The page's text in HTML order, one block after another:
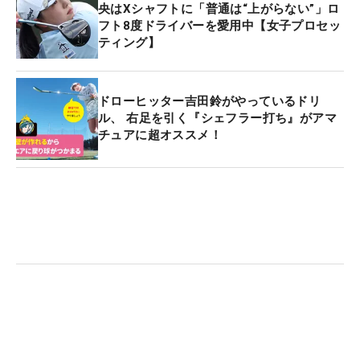
央はXシャフトに「普通は“上がらない”」ロ
フト8度ドライバーを愛用中【女子プロセッ
ティング】
ドローヒッター吉田鈴がやっているドリ
ル、 右足を引く『シェフラー打ち』がアマ
チュアに超オススメ！